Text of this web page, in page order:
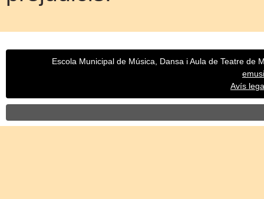
Escola Municipal de Música, Dansa i Aula de Teatre de
Avís